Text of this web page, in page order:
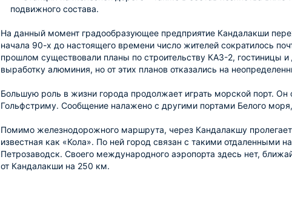
подвижного состава.
На данный момент градообразующее предприятие Кандалакши
начала 90-х до настоящего времени число жителей сократилось
прошлом существовали планы по строительству КАЗ-2, гостиницы
выработку алюминия, но от этих планов отказались на
Большую роль в жизни города продолжает играть морской порт.
Гольфстриму. Сообщение налажено с другими портами Белого
Помимо железнодорожного маршрута, через Кандалакшу
известная как «Кола». По ней город связан с такими отдаленными
Петрозаводск. Своего международного аэропорта здесь нет,
от Кандалакши на 250 км.